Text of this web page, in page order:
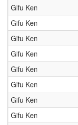
Gifu Ken
Gifu Ken
Gifu Ken
Gifu Ken
Gifu Ken
Gifu Ken
Gifu Ken
Gifu Ken